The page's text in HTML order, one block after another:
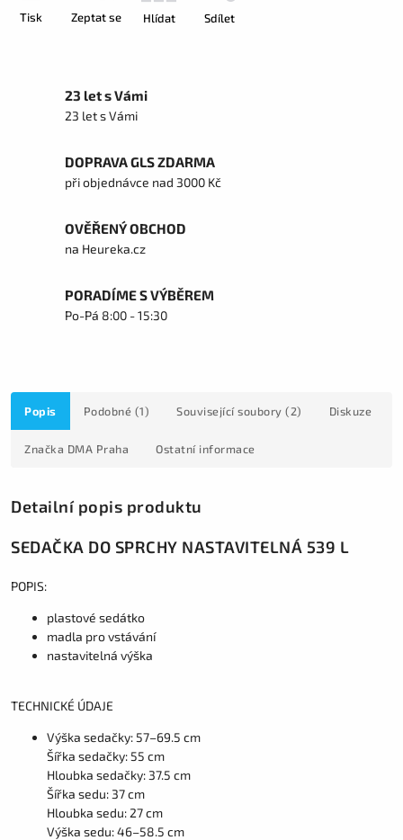
Tisk Zeptat se Hlídat Sdílet
23 let s Vámi
23 let s Vámi
DOPRAVA GLS ZDARMA
při objednávce nad 3000 Kč
OVĚŘENÝ OBCHOD
na Heureka.cz
PORADÍME S VÝBĚREM
Po-Pá 8:00 - 15:30
Popis Podobné (1) Související soubory (2) Diskuze
Značka DMA Praha Ostatní informace
Detailní popis produktu
SEDAČKA DO SPRCHY NASTAVITELNÁ 539 L
POPIS:
plastové sedátko
madla pro vstávání
nastavitelná výška
TECHNICKÉ ÚDAJE
Výška sedačky: 57–69.5 cm
Šířka sedačky: 55 cm
Hloubka sedačky: 37.5 cm
Šířka sedu: 37 cm
Hloubka sedu: 27 cm
Výška sedu: 46–58.5 cm